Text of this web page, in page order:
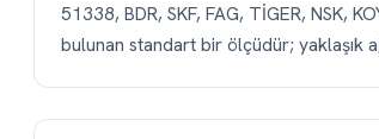
51338, BDR, SKF, FAG, TİGER, NSK,
bulunan standart bir ölçüdür; yaklaşık